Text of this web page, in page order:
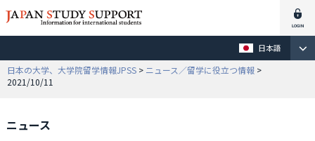
日本語
日本の大学、大学院留学情報JPSS > ニュース／留学に役立つ情報 >
2021/10/11
ニュース